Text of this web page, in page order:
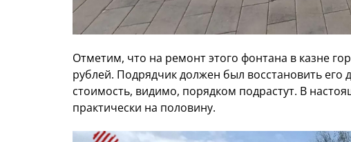
Отметим, что на ремонт этого фонтана в казне
рублей. Подрядчик должен был восстановить его
стоимость, видимо, порядком подрастут. В
практически на половину.